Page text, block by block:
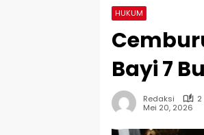
HUKUM
Bayi 7
Redaksi
Mei 20, 2026